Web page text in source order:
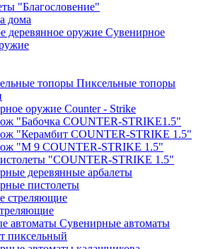
"Благословение"
дома
Сувенирное
Пиксельные топоры
оружие Counter - Strike
"Бабочка COUNTER-STRIKE1.5"
"Керамбит COUNTER-STRIKE 1.5"
"М 9 COUNTER-STRIKE 1.5"
"COUNTER-STRIKE 1.5"
деревянные арбалеты
пистолеты
стреляющие
Сувенирные автоматы
пиксельный